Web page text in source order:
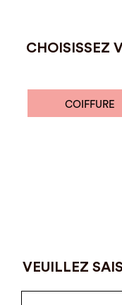
CHOISISSEZ
COIFFURE
VEUILLEZ